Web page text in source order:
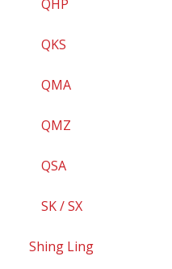
QHP
QKS
QMA
QMZ
QSA
SK / SX
Shing Ling